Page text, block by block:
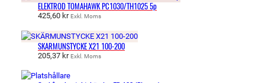
ELEKTROD TOMAHAWK PC1030/TH1025 5p
425,60 kr Exkl. Moms
SKÄRMUNSTYCKE X21 100-200
205,37 kr Exkl. Moms